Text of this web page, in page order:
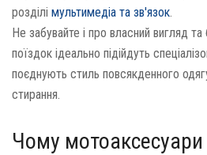
розділі мультимедіа та зв'язок.
Не забувайте і про власний вигляд
поїздок ідеально підійдуть
поєднують стиль повсякденного
стирання.
Чому